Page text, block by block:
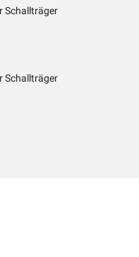
Schallträger
Schallträger